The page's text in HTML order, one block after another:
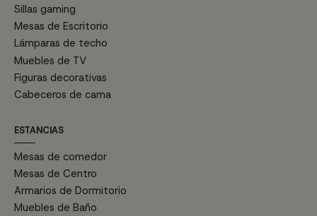
Sillas gaming
Mesas de Escritorio
Lámparas de techo
Muebles de TV
Figuras decorativas
Cabeceros de cama
ESTANCIAS
Mesas de comedor
Mesas de Centro
Armarios de Dormitorio
Muebles de Baño